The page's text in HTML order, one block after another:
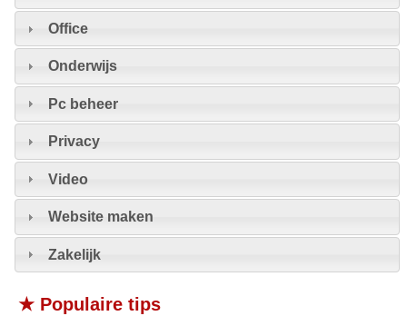
Office
Onderwijs
Pc beheer
Privacy
Video
Website maken
Zakelijk
★ Populaire tips